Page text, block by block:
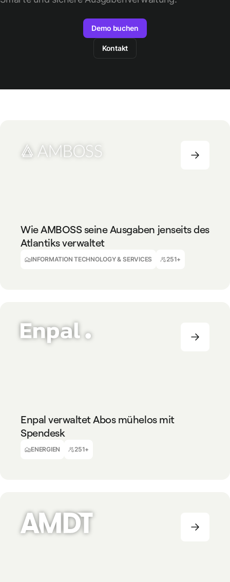
Demo buchen
Kontakt
Wie AMBOSS seine Ausgaben jenseits des
Atlantiks verwaltet
INFORMATION TECHNOLOGY & SERVICES 251+
Olivia Hallett
Head of Accounting
Enpal verwaltet Abos mühelos mit
Spendesk
ENERGIEN 251+
Christopher Grobe
Growth Development Manager